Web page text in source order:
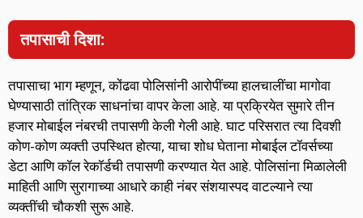
तपासाची दिशा:
तपासाचा भाग म्हणून, कोंढवा पोलिसांनी आरोपींच्या हालचालींचा मागोवा
घेण्यासाठी तांत्रिक साधनांचा वापर केला आहे. या प्रक्रियेत सुमारे तीन
हजार मोबाईल नंबरची तपासणी केली गेली आहे. घाट परिसरात त्या दिवशी
कोण-कोण व्यक्ती उपस्थित होत्या, याचा शोध घेताना मोबाईल टॉवर्सच्या
डेटा आणि कॉल रेकॉर्डची तपासणी करण्यात येत आहे. पोलिसांना मिळालेली
माहिती आणि सुरागाच्या आधारे काही नंबर संशयास्पद वाटल्याने त्या
व्यक्तींची चौकशी सुरू आहे.